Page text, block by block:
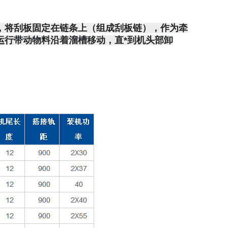
刮板固定在链条上（组成刮板链），作为牵
带动物料沿着溜槽移动，直*到机头部卸